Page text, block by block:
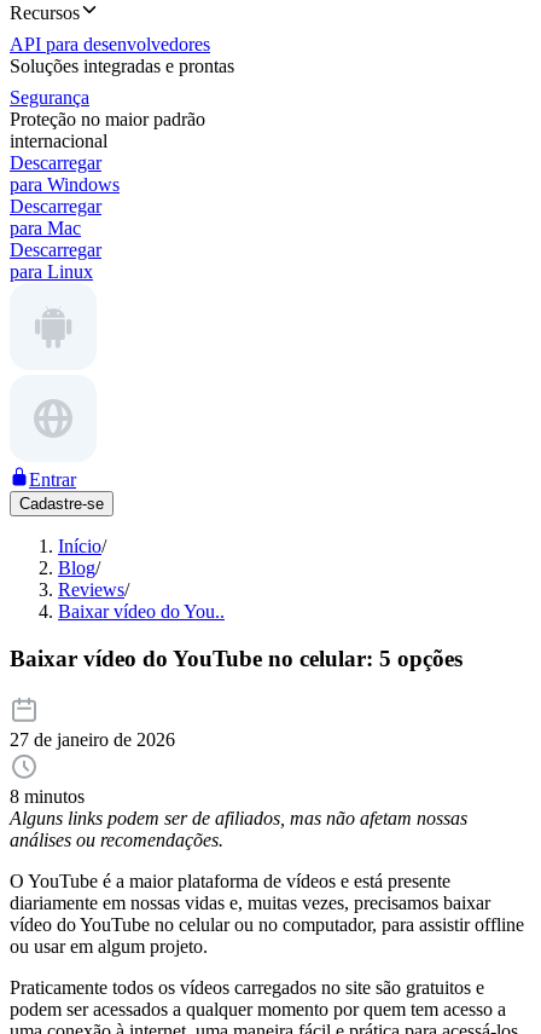
Recursos
API para desenvolvedores
Soluções integradas e prontas
Segurança
Proteção no maior padrão
internacional
Descarregar
para Windows
Descarregar
para Mac
Descarregar
para Linux
Entrar
Cadastre-se
Início/
Blog/
Reviews/
Baixar vídeo do You..
Baixar vídeo do YouTube no celular: 5 opções
27 de janeiro de 2026
8 minutos
Alguns links podem ser de afiliados, mas não afetam nossas
análises ou recomendações.
O YouTube é a maior plataforma de vídeos e está presente
diariamente em nossas vidas e, muitas vezes, precisamos baixar
vídeo do YouTube no celular ou no computador, para assistir offline
ou usar em algum projeto.
Praticamente todos os vídeos carregados no site são gratuitos e
podem ser acessados a qualquer momento por quem tem acesso a